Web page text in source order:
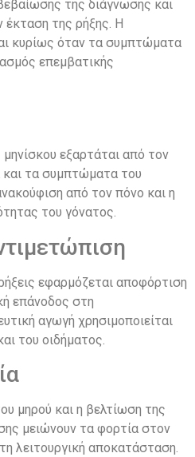
της διάγνωσης και
έκταση της ρήξης. Η
κυρίως όταν τα συμπτώματα
επεμβατικής
εξαρτάται από τον
και τα συμπτώματα του
από τον πόνο και η
του γόνατος.
εφαρμόζεται αποφόρτιση
επάνοδος στη
αγωγή χρησιμοποιείται
του οιδήματος.
μηρού και η βελτίωση της
μειώνουν τα φορτία στον
λειτουργική αποκατάσταση.